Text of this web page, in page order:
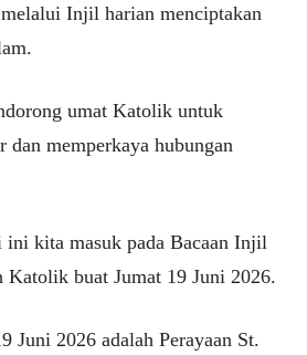
Injil harian menciptakan
umat Katolik untuk
memperkaya hubungan
ini kita masuk pada Bacaan Injil
buat Jumat 19 Juni 2026.
Juni 2026 adalah Perayaan St.